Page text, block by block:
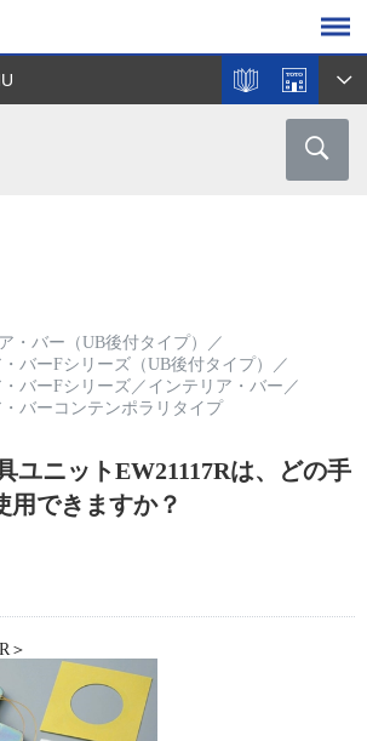
・バー（UB後付タイプ）
／
バーFシリーズ（UB後付タイプ）
／
バーFシリーズ／ インテリア・バー ／
バーコンテンポラリタイプ
ユニットEW21117Rは、どの手
用できますか？
＞